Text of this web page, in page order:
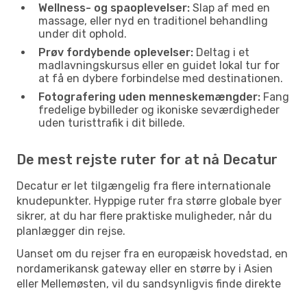
Wellness- og spaoplevelser: Slap af med en
massage, eller nyd en traditionel behandling
under dit ophold.
Prøv fordybende oplevelser: Deltag i et
madlavningskursus eller en guidet lokal tur for
at få en dybere forbindelse med destinationen.
Fotografering uden menneskemængder: Fang
fredelige bybilleder og ikoniske seværdigheder
uden turisttrafik i dit billede.
De mest rejste ruter for at nå Decatur
Decatur er let tilgængelig fra flere internationale
knudepunkter. Hyppige ruter fra større globale byer
sikrer, at du har flere praktiske muligheder, når du
planlægger din rejse.
Uanset om du rejser fra en europæisk hovedstad, en
nordamerikansk gateway eller en større by i Asien
eller Mellemøsten, vil du sandsynligvis finde direkte